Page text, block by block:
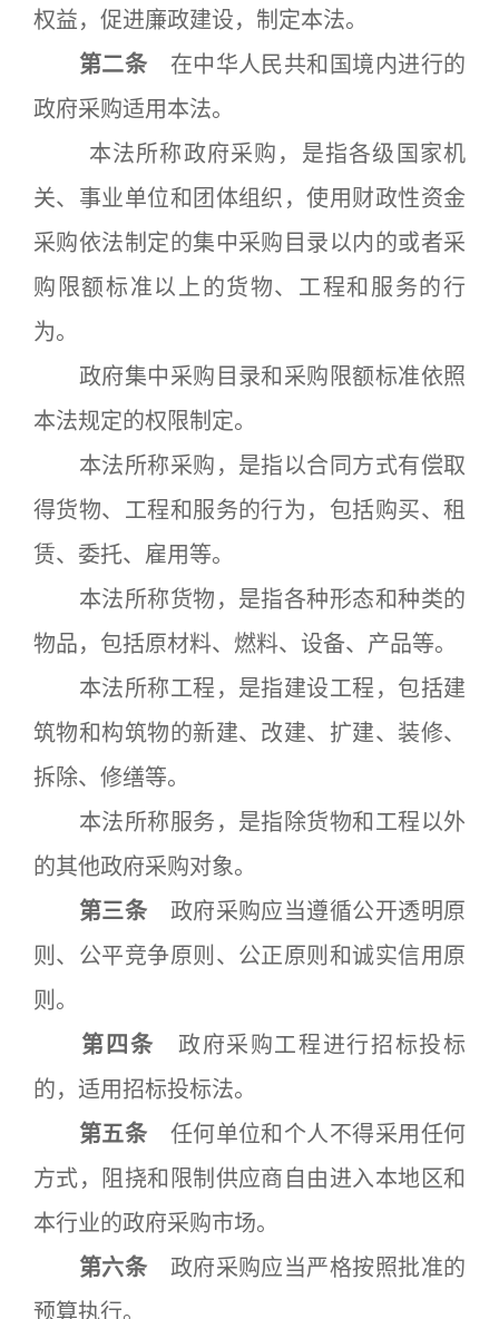
权益，促进廉政建设，制定本法。
第二条 在中华人民共和国境内进行的
政府采购适用本法。
本法所称政府采购，是指各级国家机
关、事业单位和团体组织，使用财政性资金
采购依法制定的集中采购目录以内的或者采
购限额标准以上的货物、工程和服务的行
为。
政府集中采购目录和采购限额标准依照
本法规定的权限制定。
本法所称采购，是指以合同方式有偿取
得货物、工程和服务的行为，包括购买、租
赁、委托、雇用等。
本法所称货物，是指各种形态和种类的
物品，包括原材料、燃料、设备、产品等。
本法所称工程，是指建设工程，包括建
筑物和构筑物的新建、改建、扩建、装修、
拆除、修缮等。
本法所称服务，是指除货物和工程以外
的其他政府采购对象。
第三条 政府采购应当遵循公开透明原
则、公平竞争原则、公正原则和诚实信用原
则。
第四条 政府采购工程进行招标投标
的，适用招标投标法。
第五条 任何单位和个人不得采用任何
方式，阻挠和限制供应商自由进入本地区和
本行业的政府采购市场。
第六条 政府采购应当严格按照批准的
预算执行。